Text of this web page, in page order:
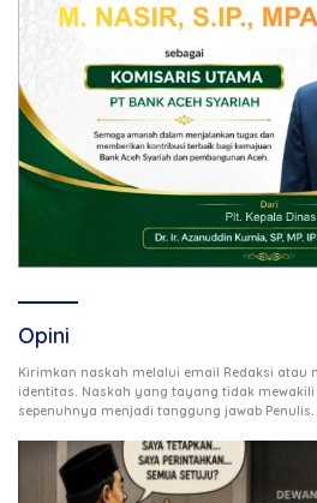
Opini
Kirimkan naskah melalui email Redaksi atau
identitas. Naskah yang tayang tidak
sepenuhnya menjadi tanggung jawab Penulis